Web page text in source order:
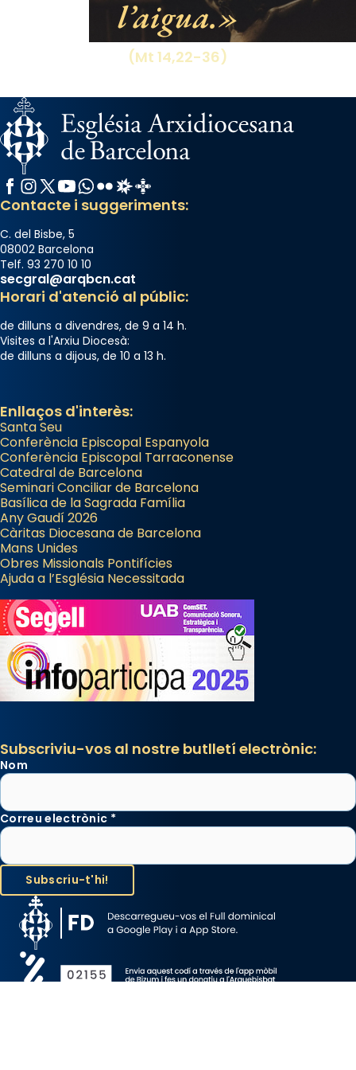
processó (recuperada el 1972) al voltant
del temple amb les relíquies de les santes.
Des de 1985 hi participa també un grup de
diablesses amb música i ball propis. Festa
«Si vols saber què és calor, ves per les
Santes a Mataró»🥵.
Photo
View on Facebook Share
l’aigua.
(Mt 14,22-36)
Facebook
Instagram
X / Twitter
YouTube
WhatsApp
FlickrRadio Estel
Catalunya Cristiana
Contacte i suggeriments:
C. del Bisbe, 5
08002 Barcelona
Telf. 93 270 10 10
secgral@arqbcn.cat
Horari d'atenció al públic:
de dilluns a divendres, de 9 a 14 h.
Visites a l'Arxiu Diocesà:
de dilluns a dijous, de 10 a 13 h.
Enllaços d'interès:
Santa Seu
Conferència Episcopal Espanyola
Conferència Episcopal Tarraconense
Catedral de Barcelona
Seminari Conciliar de Barcelona
Basílica de la Sagrada Família
Any Gaudí 2026
Càritas Diocesana de Barcelona
Mans Unides
Obres Missionals Pontifícies
Ajuda a l’Església Necessitada
Subscriviu-vos al nostre butlletí electrònic:
Nom
Correu electrònic *